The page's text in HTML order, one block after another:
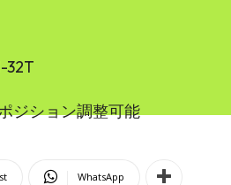
32T
ジション調整可能
WhatsApp